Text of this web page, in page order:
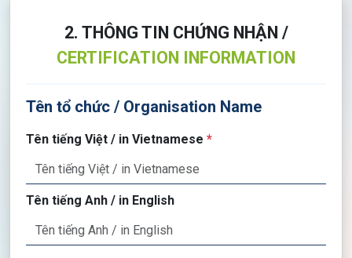
2. THÔNG TIN CHỨNG NHẬN /
CERTIFICATION INFORMATION
Tên tổ chức / Organisation Name
Tên tiếng Việt / in Vietnamese *
Tên tiếng Anh / in English